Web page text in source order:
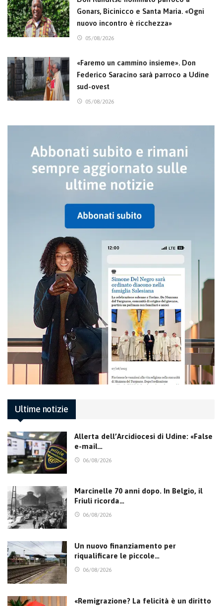
Gonars, Bicinicco e Santa Maria. «Ogni
nuovo incontro è ricchezza»
05/08/2026
«Faremo un cammino insieme». Don
Federico Saracino sarà parroco a Udine
sud-ovest
05/08/2026
Ultime notizie
Allerta dell’Arcidiocesi di Udine: «False
e-mail…
06/08/2026
Marcinelle 70 anni dopo. In Belgio, il
Friuli ricorda…
06/08/2026
Un nuovo finanziamento per
riqualificare le piccole…
06/08/2026
«Remigrazione? La felicità è un diritto